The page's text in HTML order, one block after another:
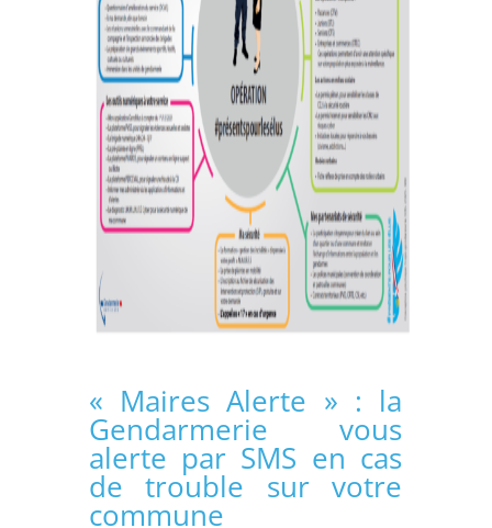
« Maires Alerte » : la
Gendarmerie vous
alerte par SMS en cas
de trouble sur votre
commune